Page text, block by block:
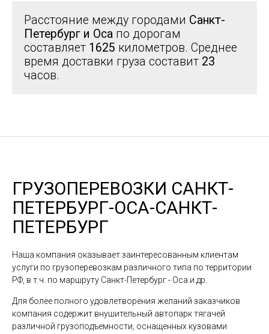
Расстояние между городами Санкт-
Петербург и Оса по дорогам
составляет 1625 километров. Среднее
время доставки груза составит 23
часов.
ГРУЗОПЕРЕВОЗКИ САНКТ-
ПЕТЕРБУРГ-ОСА-САНКТ-
ПЕТЕРБУРГ
Наша компания оказывает заинтересованным клиентам
услуги по грузоперевозкам различного типа по территории
РФ, в т.ч. по маршруту Санкт-Петербург - Оса и др.
Для более полного удовлетворения желаний заказчиков
компания содержит внушительный автопарк тягачей
различной грузоподъемности, оснащенных кузовами